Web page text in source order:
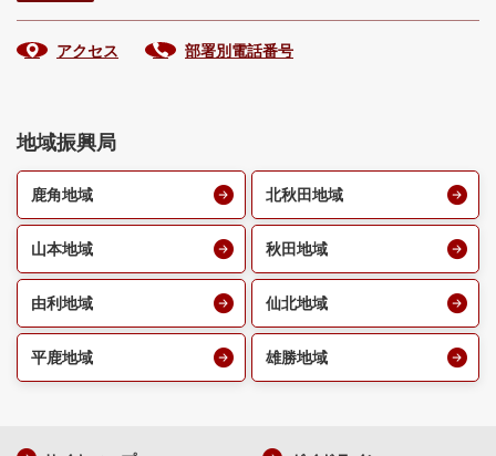
アクセス 部署別電話番号
地域振興局
鹿角地域 北秋田地域
山本地域 秋田地域
由利地域 仙北地域
平鹿地域 雄勝地域